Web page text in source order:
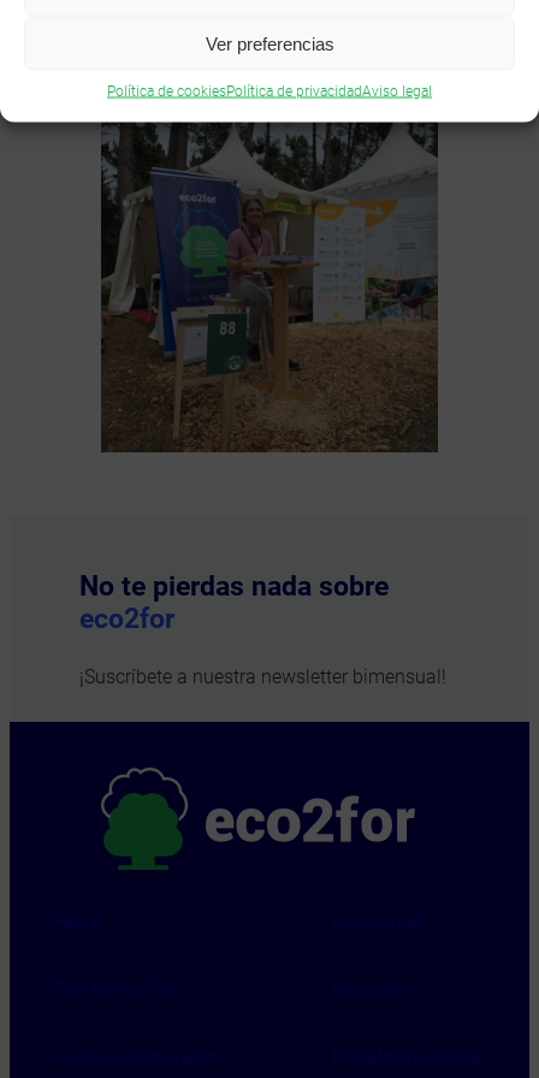
Ver preferencias
Política de cookiesPolítica de privacidadAviso legal
No te pierdas nada sobre
eco2for
¡Suscríbete a nuestra newsletter bimensual!
Home
Qué es eco2for
Socios del proyecto
Actualidad
Recursos
Plataforma Digital